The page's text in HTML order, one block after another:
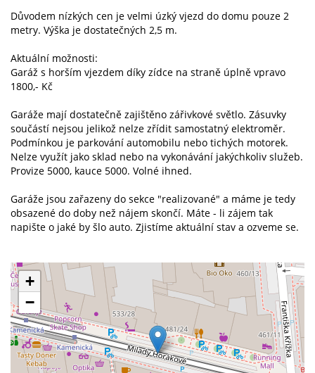
Důvodem nízkých cen je velmi úzký vjezd do domu pouze 2
metry. Výška je dostatečných 2,5 m.
Aktuální možnosti:
Garáž s horším vjezdem díky zídce na straně úplně vpravo
1800,- Kč
Garáže mají dostatečně zajištěno zářivkové světlo. Zásuvky
součástí nejsou jelikož nelze zřídit samostatný elektroměr.
Podmínkou je parkování automobilu nebo tichých motorek.
Nelze využít jako sklad nebo na vykonávání jakýchkoliv služeb.
Provize 5000, kauce 5000. Volné ihned.
Garáže jsou zařazeny do sekce "realizované" a máme je tedy
obsazené do doby než nájem skončí. Máte - li zájem tak
napište o jaké by šlo auto. Zjistíme aktuální stav a ozveme se.
+
−